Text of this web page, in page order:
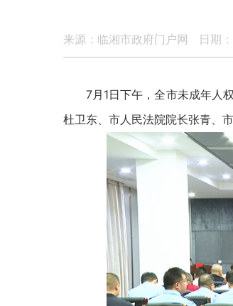
来源：临湘市政府门户网 日期
7月1日下午，全市未成年人权
杜卫东、市人民法院院长张青、